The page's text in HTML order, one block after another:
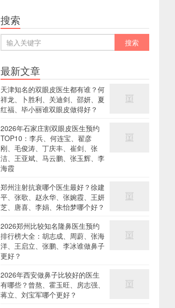
搜索
最新文章
天津知名的双眼皮医生都有谁？何
祥龙、卜胜利、关迪剑、邵妍、夏
红福、毕小丽谁双眼皮做得好？
2026年石家庄割双眼皮医生预约
TOP10：李兵、何连宝、翟彦
刚、毛俊涛、丁庆丰、崔剑、张
洁、王亚斌、马云鹏、张玉辉、李
海霞
郑州注射抗衰哪个医生最好？徐建
平、张歌、赵永华、张婉霞、王妍
芝、唐喜、李娟、朱怡梦哪个好？
2026郑州比较知名隆鼻医生预约
排行榜大全：胡志成、周蔚、张海
洋、王启立、张鹏、李冰谁做鼻子
更好？
2026年西安做鼻子比较好的医生
有哪些？曾熬、霍玉旺、房志强、
蒋立、刘宝军哪个更好？